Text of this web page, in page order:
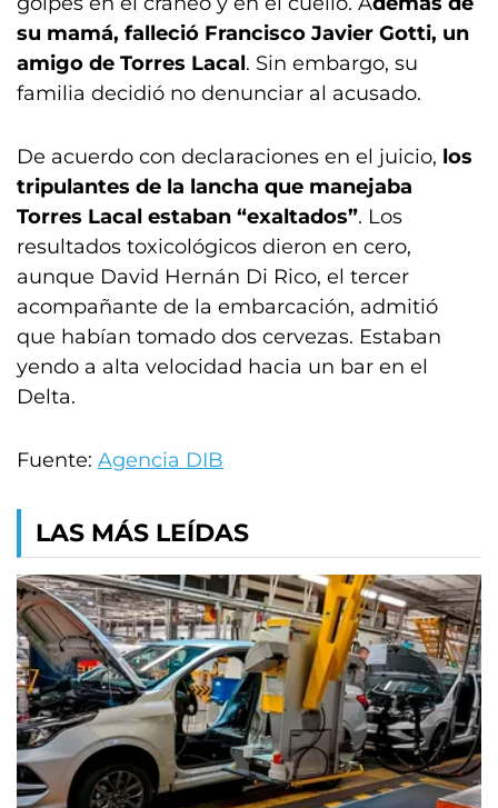
su mamá, falleció Francisco Javier Gotti, un
amigo de Torres Lacal. Sin embargo, su
familia decidió no denunciar al acusado.
De acuerdo con declaraciones en el juicio, los
tripulantes de la lancha que manejaba
Torres Lacal estaban “exaltados”. Los
resultados toxicológicos dieron en cero,
aunque David Hernán Di Rico, el tercer
acompañante de la embarcación, admitió
que habían tomado dos cervezas. Estaban
yendo a alta velocidad hacia un bar en el
Delta.
Fuente: Agencia DIB
LAS MÁS LEÍDAS